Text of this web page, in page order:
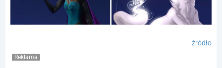
źródło
Reklama